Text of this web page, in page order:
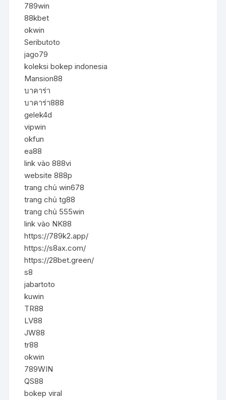
789win
88kbet
okwin
Seributoto
jago79
koleksi bokep indonesia
Mansion88
บาคาร่า
บาคาร่า888
gelek4d
vipwin
okfun
ea88
link vào 888vi
website 888p
trang chủ win678
trang chủ tg88
trang chủ 555win
link vào NK88
https://789k2.app/
https://s8ax.com/
https://28bet.green/
s8
jabartoto
kuwin
TR88
LV88
JW88
tr88
okwin
789WIN
QS88
bokep viral